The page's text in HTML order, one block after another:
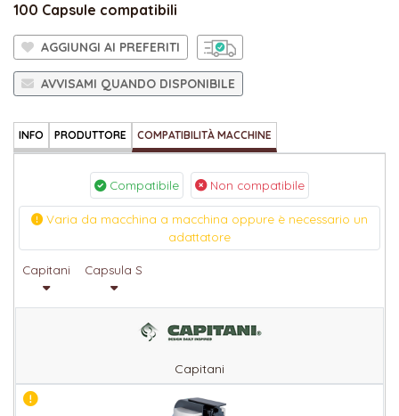
100 Capsule compatibili
AGGIUNGI AI PREFERITI
AVVISAMI QUANDO DISPONIBILE
INFO PRODUTTORE COMPATIBILITÀ MACCHINE
Compatibile Non compatibile
Varia da macchina a macchina oppure è necessario un
adattatore
Capitani Capsula S
Capitani